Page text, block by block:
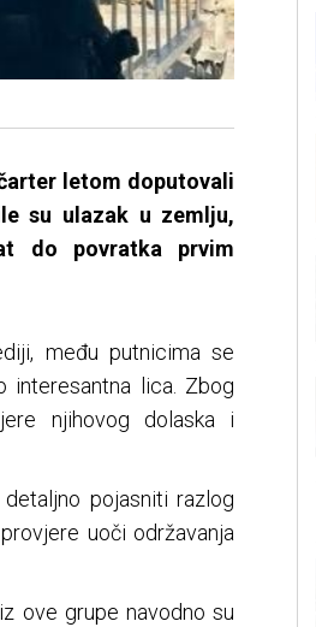
letom doputovali
su ulazak u zemlju,
do povratka prvim
među putnicima se
interesantna lica. Zbog
njihovog dolaska i
pojasniti razlog
uoči održavanja
ove grupe navodno su